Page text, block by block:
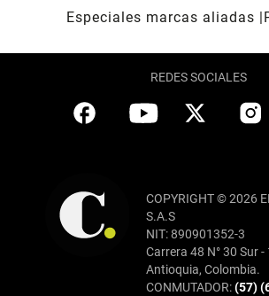
Especiales marcas aliadas
REDES SOCIALES
COPYRIGHT © 2026
S.A.S
NIT: 890901352-3
Carrera 48 N° 30 Sur
Antioquia, Colombia.
CONMUTADOR:(57)